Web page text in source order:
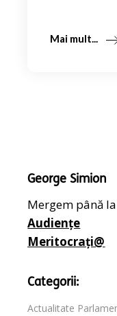
Mai mult...
George Simion
Mergem până
Audiențe
Meritocrați@
Categorii:
Actualitate